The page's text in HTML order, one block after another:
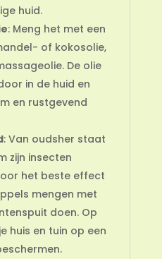
huid.
: Meng het met een
of kokosolie,
De olie
in de huid en
en rustgevend
: Van oudsher staat
zijn insecten
het beste effect
mengen met
doen. Op
huis en tuin op een